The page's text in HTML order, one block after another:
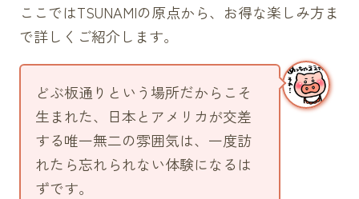
ここではTSUNAMIの原点から、お得な楽しみ方ま
で詳しくご紹介します。
どぶ板通りという場所だからこそ
生まれた、日本とアメリカが交差
する唯一無二の雰囲気は、一度訪
れたら忘れられない体験になるは
ずです。